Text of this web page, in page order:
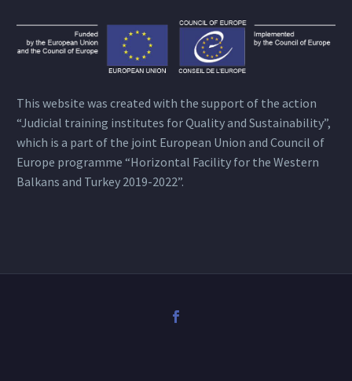
This website was created with the support of the action
“Judicial training institutes for Quality and Sustainability”,
which is a part of the joint European Union and Council of
Europe programme “Horizontal Facility for the Western
Balkans and Turkey 2019-2022”.